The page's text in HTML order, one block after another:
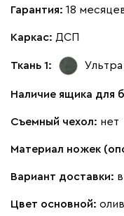
Гарантия: 18
Каркас: ДСП
Ткань 1:
Наличие ящика для
Съемный чехол: нет
Материал ножек
Вариант доставки:
Цвет основной: